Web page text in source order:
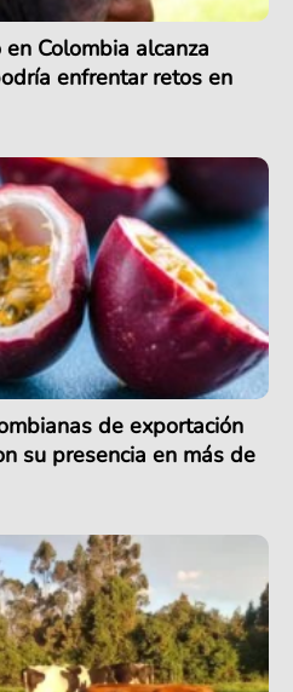
Colombia alcanza
enfrentar retos en
de exportación
su presencia en más de